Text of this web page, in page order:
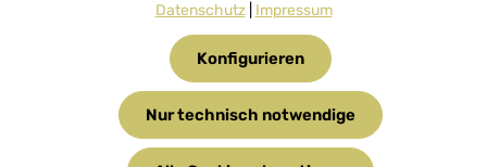
Datenschutz| Impressum
Nur technisch notwendige
Konfigurieren